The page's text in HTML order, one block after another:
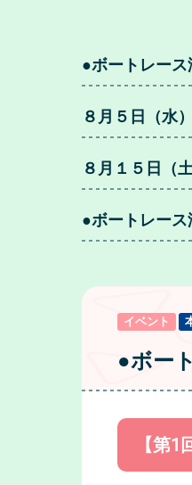
●ボートレー
８月５日（水
８月１５日（
●ボートレー
イベント
●ボー
【第1